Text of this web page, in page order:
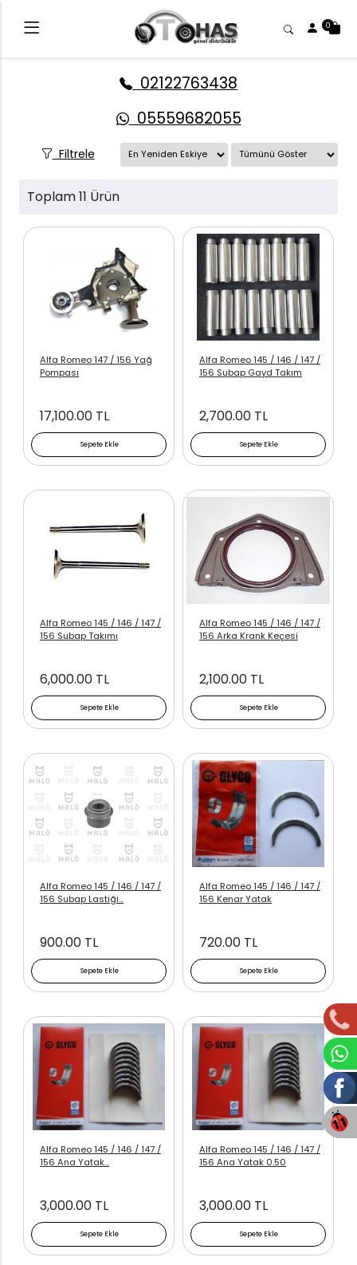
0
02122763438
05559682055
Filtrele
Toplam 11 Ürün
Sepete Ekle
Alfa Romeo 147 / 156 Yağ
Pompası
17,100.00 TL
Sepete Ekle
Alfa Romeo 145 / 146 / 147 /
156 Subap Gayd Takım
2,700.00 TL
Sepete Ekle
Alfa Romeo 145 / 146 / 147 /
156 Subap Takımı
6,000.00 TL
Sepete Ekle
Alfa Romeo 145 / 146 / 147 /
156 Arka Krank Keçesi
2,100.00 TL
Sepete Ekle
Alfa Romeo 145 / 146 / 147 /
156 Subap Lastiği...
900.00 TL
Sepete Ekle
Alfa Romeo 145 / 146 / 147 /
156 Kenar Yatak
720.00 TL
Sepete Ekle
Alfa Romeo 145 / 146 / 147 /
156 Ana Yatak...
3,000.00 TL
Sepete Ekle
Alfa Romeo 145 / 146 / 147 /
156 Ana Yatak 0.50
3,000.00 TL